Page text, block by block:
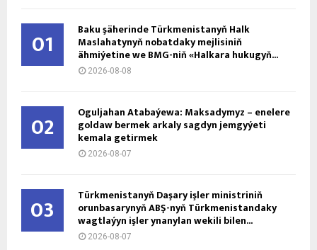
01 Baku şäherinde Türkmenistanyň Halk
Maslahatynyň nobatdaky mejlisiniň
ähmiýetine we BMG-niň «Halkara hukugyň...
2026-08-08
02 Oguljahan Atabaýewa: Maksadymyz – enelere
goldaw bermek arkaly sagdyn jemgyýeti
kemala getirmek
2026-08-07
03 Türkmenistanyň Daşary işler ministriniň
orunbasarynyň ABŞ-nyň Türkmenistandaky
wagtlaýyn işler ynanylan wekili bilen...
2026-08-07